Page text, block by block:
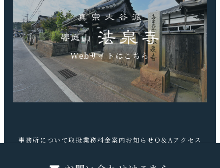
Webサイトはこちら
事務所について取扱業務料金案内お知らせQ＆Aアクセス